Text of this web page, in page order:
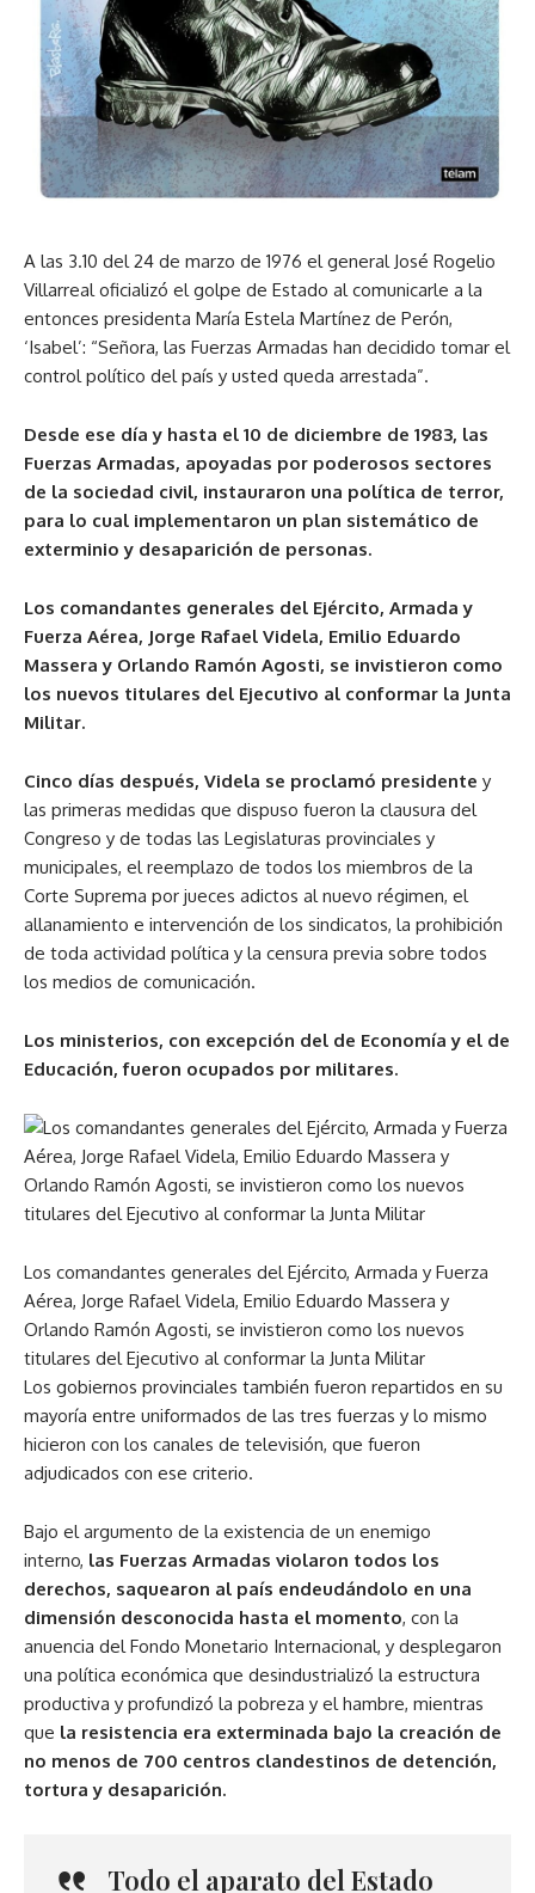
A las 3.10 del 24 de marzo de 1976 el general José Rogelio
Villarreal oficializó el golpe de Estado al comunicarle a la
entonces presidenta María Estela Martínez de Perón,
‘Isabel’: “Señora, las Fuerzas Armadas han decidido tomar el
control político del país y usted queda arrestada”.
Desde ese día y hasta el 10 de diciembre de 1983, las
Fuerzas Armadas, apoyadas por poderosos sectores
de la sociedad civil, instauraron una política de terror,
para lo cual implementaron un plan sistemático de
exterminio y desaparición de personas.
Los comandantes generales del Ejército, Armada y
Fuerza Aérea, Jorge Rafael Videla, Emilio Eduardo
Massera y Orlando Ramón Agosti, se invistieron como
los nuevos titulares del Ejecutivo al conformar la Junta
Militar.
Cinco días después, Videla se proclamó presidente y
las primeras medidas que dispuso fueron la clausura del
Congreso y de todas las Legislaturas provinciales y
municipales, el reemplazo de todos los miembros de la
Corte Suprema por jueces adictos al nuevo régimen, el
allanamiento e intervención de los sindicatos, la prohibición
de toda actividad política y la censura previa sobre todos
los medios de comunicación.
Los ministerios, con excepción del de Economía y el de
Educación, fueron ocupados por militares.
Los comandantes generales del Ejército, Armada y Fuerza
Aérea, Jorge Rafael Videla, Emilio Eduardo Massera y
Orlando Ramón Agosti, se invistieron como los nuevos
titulares del Ejecutivo al conformar la Junta Militar
Los gobiernos provinciales también fueron repartidos en su
mayoría entre uniformados de las tres fuerzas y lo mismo
hicieron con los canales de televisión, que fueron
adjudicados con ese criterio.
Bajo el argumento de la existencia de un enemigo
interno, las Fuerzas Armadas violaron todos los
derechos, saquearon al país endeudándolo en una
dimensión desconocida hasta el momento, con la
anuencia del Fondo Monetario Internacional, y desplegaron
una política económica que desindustrializó la estructura
productiva y profundizó la pobreza y el hambre, mientras
que la resistencia era exterminada bajo la creación de
no menos de 700 centros clandestinos de detención,
tortura y desaparición.
Todo el aparato del Estado